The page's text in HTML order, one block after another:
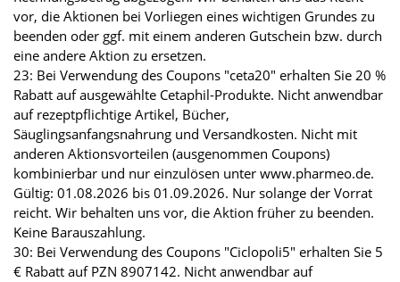
vor, die Aktionen bei Vorliegen eines wichtigen Grundes zu
beenden oder ggf. mit einem anderen Gutschein bzw. durch
eine andere Aktion zu ersetzen.
23: Bei Verwendung des Coupons "ceta20" erhalten Sie 20 %
Rabatt auf ausgewählte Cetaphil-Produkte. Nicht anwendbar
auf rezeptpflichtige Artikel, Bücher,
Säuglingsanfangsnahrung und Versandkosten. Nicht mit
anderen Aktionsvorteilen (ausgenommen Coupons)
kombinierbar und nur einzulösen unter www.pharmeo.de.
Gültig: 01.08.2026 bis 01.09.2026. Nur solange der Vorrat
reicht. Wir behalten uns vor, die Aktion früher zu beenden.
Keine Barauszahlung.
30: Bei Verwendung des Coupons "Ciclopoli5" erhalten Sie 5
€ Rabatt auf PZN 8907142. Nicht anwendbar auf